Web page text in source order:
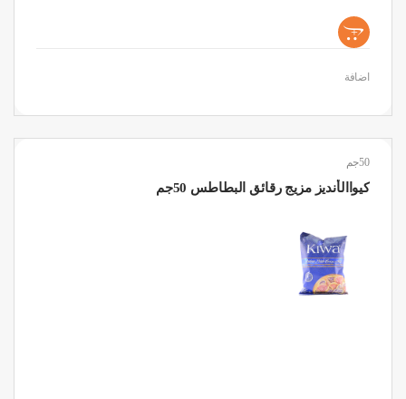
+
اضافة
50جم
كيواالأنديز مزيج رقائق البطاطس 50جم